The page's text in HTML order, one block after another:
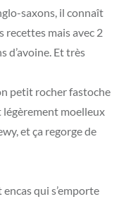
saxons, il connaît
recettes mais avec 2
d’avoine. Et très
petit rocher fastoche
légèrement moelleux
et ça regorge de
encas qui s’emporte